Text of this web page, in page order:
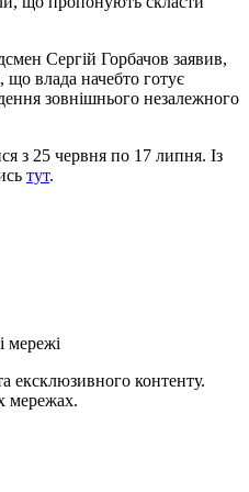
Сергій Горбачов заявив,
влада начебто готує
зовнішнього незалежного
з 25 червня по 17 липня. Із
тут.
мережі
ексклюзивного контенту.
мережах.